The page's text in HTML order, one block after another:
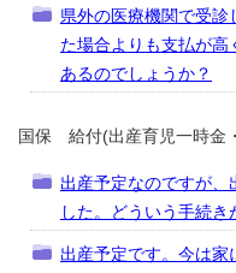
県外の医療機関で受診
た場合よりも支払が
あるのでしょうか？
国保 給付(出産育児一時金
出産予定なのですが、
した。どういう手続き
出産予定です。今は家